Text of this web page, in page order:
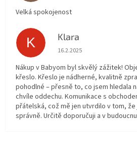
Velká spokojenost
K Klara
Hodnocení obchodu je 5 z
16.2.2025
Nákup v Babyom byl skvělý zážitek!
křeslo. Křeslo je nádherné, kvalitně
pohodlné – přesně to, co jsem hledala
chvíle oddechu. Komunikace s
přátelská, což mě jen utvrdilo v tom, že
správně. Určitě doporučuji a v